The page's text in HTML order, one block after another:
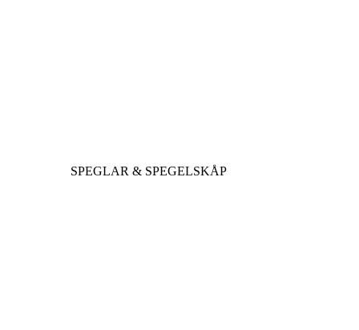
SPEGLAR & SPEGELSKÅP